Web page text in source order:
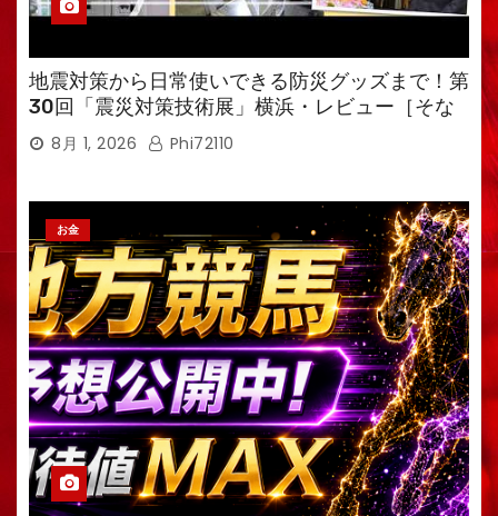
地震対策から日常使いできる防災グッズまで！第
30回「震災対策技術展」横浜・レビュー［そな
えるTV・高荷智也］
8月 1, 2026 Phi72110
お金